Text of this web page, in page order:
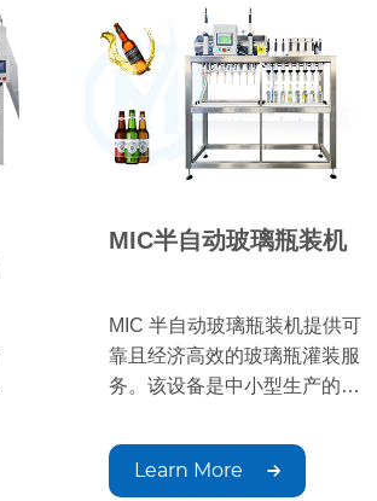
MIC半自动玻璃瓶装机
MIC 半自动玻璃瓶装机提供可
靠且经济高效的玻璃瓶灌装服
务。该设备是中小型生产的理
能稳定且操作简便，适用于各
种饮料。
Learn More